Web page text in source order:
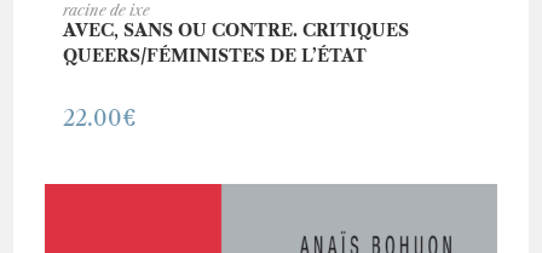
racine de ixe
AVEC, SANS OU CONTRE. CRITIQUES
QUEERS/FÉMINISTES DE L’ÉTAT
22.00€